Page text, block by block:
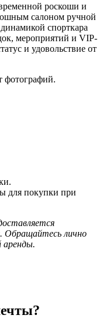
роскоши и
салоном ручной
спорткара
мероприятий и VIP-
и удовольствие от
фотографий.
для покупки при
Обращайтесь лично
аренды.